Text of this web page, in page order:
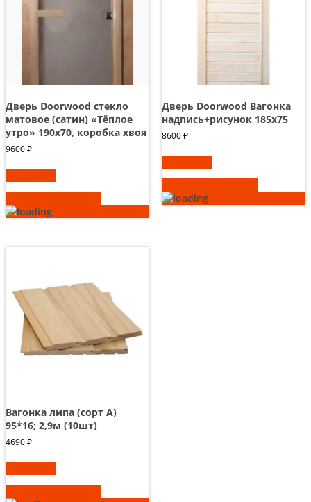
Дверь Doorwood стекло
матовое (сатин) «Тёплое
утро» 190х70, коробка хвоя
9600₽
Дверь Doorwood Вагонка
надпись+рисунок 185х75
8600₽
Вагонка липа (сорт А)
95*16; 2,9м (10шт)
4690₽